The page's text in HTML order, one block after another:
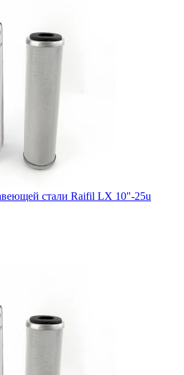
стали Raifil LX 10"-25u